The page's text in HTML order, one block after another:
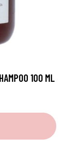
100 ML